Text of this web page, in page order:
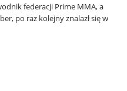
federacji Prime MMA, a
po raz kolejny znalazł się w